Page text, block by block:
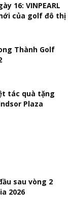
16: VINPEARL
của golf đô thị
Thành Golf
tác quà tặng
Plaza
sau vòng 2
2026